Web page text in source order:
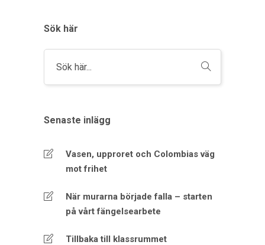
Sök här
Senaste inlägg
Vasen, upproret och Colombias väg
mot frihet
När murarna började falla – starten
på vårt fängelsearbete
Tillbaka till klassrummet